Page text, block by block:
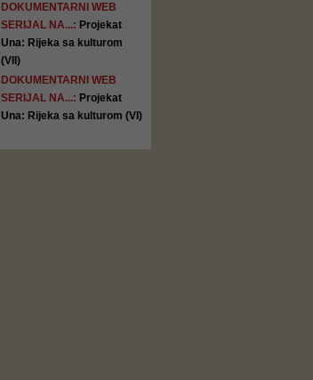
DOKUMENTARNI WEB
SERIJAL NA...: Projekat
Una: Rijeka sa kulturom
(VII)
DOKUMENTARNI WEB
SERIJAL NA...: Projekat
Una: Rijeka sa kulturom (VI)